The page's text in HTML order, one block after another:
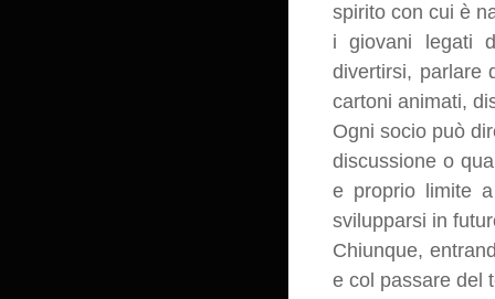
spirito con cui è
i giovani legati
divertirsi, parlare
cartoni animati,
Ogni socio può
discussione o
e proprio limite
svilupparsi in
Chiunque,
e col passare del